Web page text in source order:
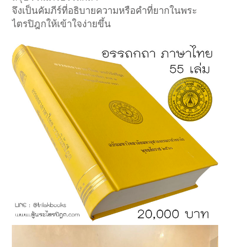
จึงเป็นคัมภีร์ที่อธิบายความหรือคำที่ยากในพระ
ไตรปิฎกให้เข้าใจง่ายขึ้น